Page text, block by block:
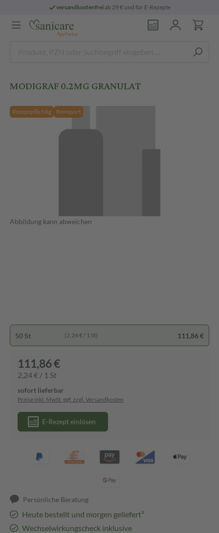
versandkostenfreiab 29 € und für E-Rezepte
MODIGRAF 0.2MG GRANULAT
Rezeptpflichtig Reimport
Abbildung kann abweichen
50 St (2,24 € / 1 St) 111,86 €
111,86 €
2,24 € / 1 St
sofort lieferbar
Preise inkl. MwSt. ggf. zzgl. Versandkosten
E-Rezept einlösen
Persönliche Beratung
Heute bestellt und morgen geliefert³
Wechselwirkungscheck inklusive